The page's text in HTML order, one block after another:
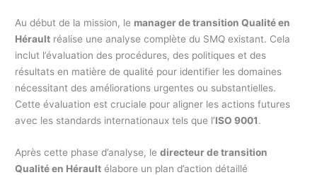
Au début de la mission, le manager de transition Qualité en
Hérault réalise une analyse complète du SMQ existant. Cela
inclut l’évaluation des procédures, des politiques et des
résultats en matière de qualité pour identifier les domaines
nécessitant des améliorations urgentes ou substantielles.
Cette évaluation est cruciale pour aligner les actions futures
avec les standards internationaux tels que l’ISO 9001.
Après cette phase d’analyse, ledirecteur de transition
Qualité en Hérault élabore un plan d’action détaillé